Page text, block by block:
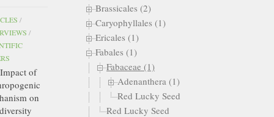
Brassicales (2)
Caryophyllales (1)
Ericales (1)
Fabales (1)
Fabaceae (1)
Adenanthera (1)
Red Lucky Seed
Red Lucky Seed
/
/
of
on